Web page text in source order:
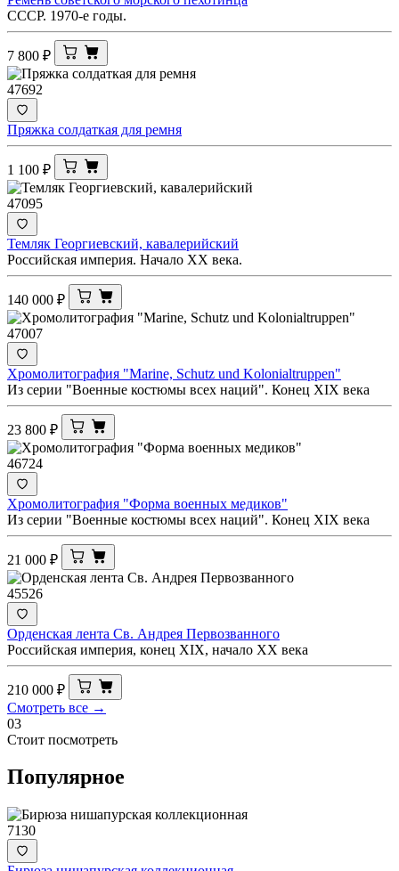
СССР. 1970-е годы.
7 800 ₽
47692
Пряжка солдаткая для ремня
1 100 ₽
47095
Темляк Георгиевский, кавалерийский
Российская империя. Начало ХХ века.
140 000 ₽
47007
Хромолитография "Мarine, Schutz und Kolonialtruppen"
Из серии "Военные костюмы всех наций". Конец ХIX века
23 800 ₽
46724
Хромолитография "Форма военных медиков"
Из серии "Военные костюмы всех наций". Конец ХIX века
21 000 ₽
45526
Орденская лента Св. Андрея Первозванного
Российская империя, конец XIX, начало ХХ века
210 000 ₽
Смотреть все →
03
Стоит посмотреть
Популярное
7130